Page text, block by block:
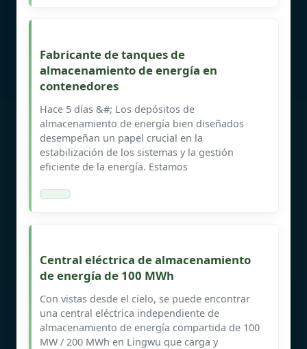
Fabricante de tanques de
almacenamiento de energía en
contenedores
Hace 5 días &#; Los depósitos de
almacenamiento de energía bien diseñados
desempeñan un papel crucial en la
estabilización de los sistemas y la gestión
eficiente de la energía. Estamos
Central eléctrica de almacenamiento
de energía de 100 MWh
Con vistas desde el cielo, se puede encontrar
una central eléctrica independiente de
almacenamiento de energía compartida de 100
MW / 200 MWh en Lingwu que carga y